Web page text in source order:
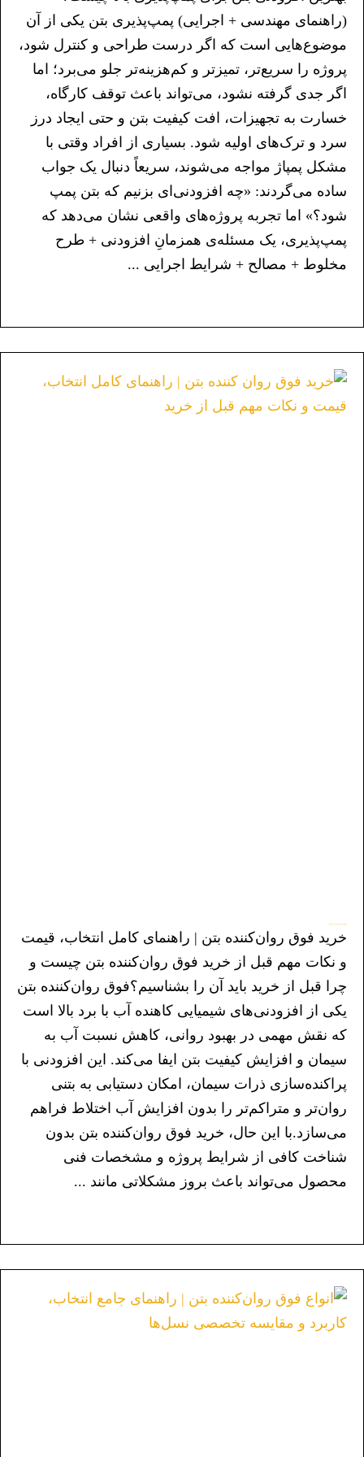
(راهنمای مهندسی + اجرایی) پمپ‌پذیری بتن یکی از آن
موضوع‌هایی است که اگر درست طراحی و کنترل شود،
پروژه را سریع‌تر، تمیزتر و کم‌هزینه‌تر جلو می‌برد؛ اما
اگر جدی گرفته نشود، می‌تواند باعث توقف کارگاه،
خسارت به تجهیزات، افت کیفیت بتن و حتی ایجاد درز
سرد و ترک‌های اولیه شود. بسیاری از افراد وقتی با
مشکل پمپاژ مواجه می‌شوند، سریعاً دنبال یک جواب
ساده می‌گردند: «چه افزودنی‌ای بزنیم که بتن پمپ
شود؟» اما تجربه پروژه‌های واقعی نشان می‌دهد که
پمپ‌پذیری، یک مسئله‌ی همزمانِ افزودنی + طرح
مخلوط + مصالح + شرایط اجرایی ...
خرید فوق روان‌کننده بتن | راهنمای کامل انتخاب، قیمت
و نکات مهم قبل از خرید فوق روان‌کننده بتن چیست و
چرا قبل از خرید باید آن را بشناسیم؟فوق روان‌کننده بتن
یکی از افزودنی‌های شیمیایی کاهنده آب با برد بالا است
که نقش مهمی در بهبود روانی، کاهش نسبت آب به
سیمان و افزایش کیفیت بتن ایفا می‌کند. این افزودنی با
پراکنده‌سازی ذرات سیمان، امکان دستیابی به بتنی
روان‌تر و متراکم‌تر را بدون افزایش آب اختلاط فراهم
می‌سازد.با این حال، خرید فوق روان‌کننده بتن بدون
شناخت کافی از شرایط پروژه و مشخصات فنی
محصول می‌تواند باعث بروز مشکلاتی مانند ...